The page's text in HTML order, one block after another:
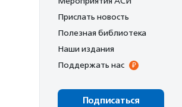
Прислать новость
Полезная библиотека
Наши издания
Поддержать нас
Подписаться